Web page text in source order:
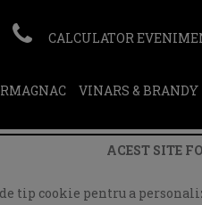
CALCULATOR
VINARS & BRANDY
ACEST SITE
tip cookie pentru a